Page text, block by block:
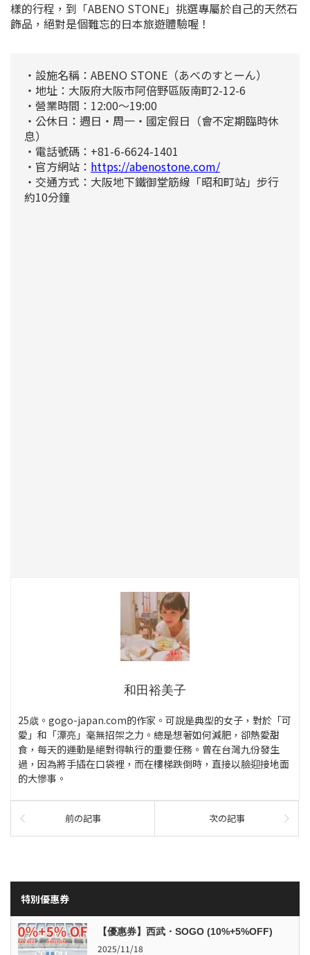
樣的行程，到「ABENO STONE」挑選專屬於自己的天然石
飾品，絕對是個難忘的日本旅遊體驗喔！
・設施名稱：ABENO STONE（あべのすとーん）
・地址：大阪府大阪市阿倍野區阪南町2-12-6
・營業時間：12:00〜19:00
・公休日：週日・周一・國定假日（會不定期臨時休
息）
・電話號碼：+81-6-6624-1401
・官方網站： https://abenostone.com/
・交通方式：大阪地下鐵御堂筋線「昭和町站」步行
約10分鐘
和田裕美子
25歳。gogo-japan.com的作家。可說是典型的女子，對於「可
愛」和「漂亮」毫無招架之力。總是想著如何減肥，卻熱愛甜
食，每天的運動是絕對得執行的重要任務。曾在台灣九份發生
過，因為將手插在口袋裡，而在樓梯跌倒時，直接以臉迎接地面
的大慘事。
前の記事 次の記事
特別優惠券
【優惠券】西武・SOGO (10%+5%OFF)
2025/11/18